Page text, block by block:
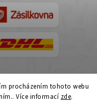
procházením tohoto webu
Více informací zde.